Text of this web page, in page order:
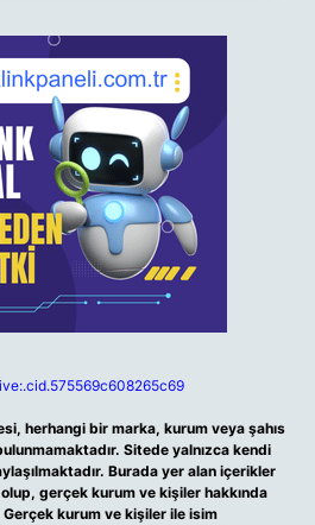
herhangi bir marka, kurum veya şahıs
Sitede yalnızca kendi
Burada yer alan içerikler
gerçek kurum ve kişiler hakkında
Gerçek kurum ve kişiler ile isim